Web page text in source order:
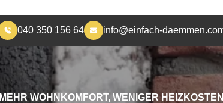
MEHR WOHNKOMFORT, WENIGER HEIZKOSTEN